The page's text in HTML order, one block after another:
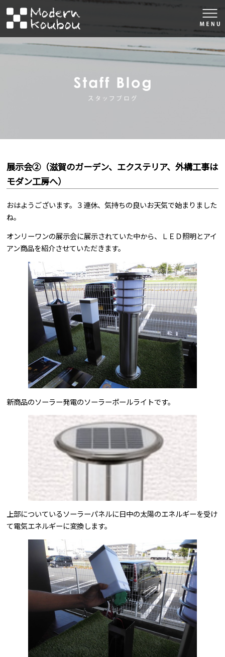
株式会社モダン工房
合せはこちら
展示会②（滋賀のガーデン、エクステリア、外構工事は
モダン工房へ）
おはようございます。３連休、気持ちの良いお天気で始まりました
ね。
オンリーワンの展示会に展示されていた中から、ＬＥＤ照明とアイ
アン商品を紹介させていただきます。
新商品のソーラー発電のソーラーポールライトです。
上部についているソーラーパネルに日中の太陽のエネルギーを受け
て電気エネルギーに変換します。